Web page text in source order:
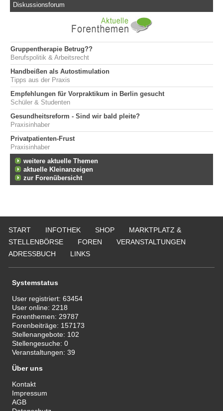
Diskussionsforum
Gruppentherapie Betrug??
Berufspolitik & Arbeitsrecht
Handbeißen als Autostimulation
Tipps aus der Praxis
Empfehlungen für Vorpraktikum in Berlin gesucht
Schüler & Studenten
Gesundheitsreform - Sind wir bald pleite?
Praxisinhaber
Privatpatienten-Frust
Praxisinhaber
weitere aktuelle Themen
aktuelle Kleinanzeigen
zur Forenübersicht
START INFOTHEK SHOP
MARKTPLATZ &
STELLENBÖRSE
FOREN
VERANSTALTUNGEN
ADRESSBUCH
LINKS
Systemstatus
User registriert:63454
User online: 2218
Forenthemen: 29787
Forenbeiträge: 157173
Stellenangebote: 102
Stellengesuche:0
Veranstaltungen:39
Über uns
Kontakt
Impressum
AGB